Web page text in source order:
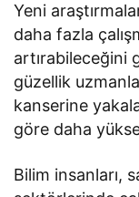
Yeni
daha fazla
artırabileceğini
güzellik
kanserine
göre daha
Bilim insanları,